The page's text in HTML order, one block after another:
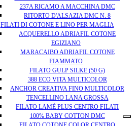
237A RICAMO A MACCHINA DMC
RITORTO D'ALSAZIA DMC N. 8
FILATI DI COTONE E LINO PER MAGLIA
ACQUERELLO ADRIAFIL COTONE
EGIZIANO
MARACAIBO ADRIAFIL COTONE
FIAMMATO
FILATO GULP SILKE (50 G)
388 ECO VITA MULTICOLOR
ANCHOR CREATIVA FINO MULTICOLOR
TENCELLINO LANA GROSSA
FILATO LAMÈ PLUS CENTRO FILATI
100% BABY COTTON DMC